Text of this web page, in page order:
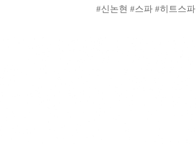
#신논현 #스파 #히트스파